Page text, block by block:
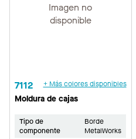
Imagen no
disponible
7112 + Más colores disponibles
Moldura de cajas
Tipo de
componente
Borde
MetalWorks